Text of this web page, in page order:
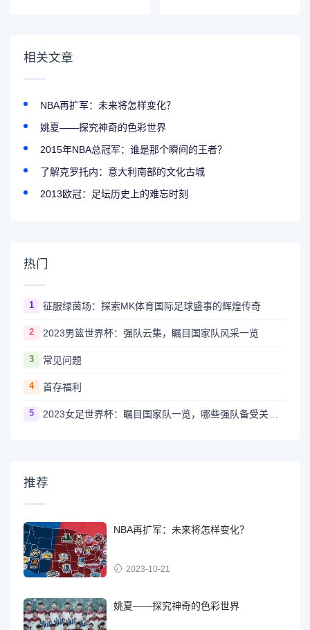
相关文章
NBA再扩军：未来将怎样变化？
姚夏——探究神奇的色彩世界
2015年NBA总冠军：谁是那个瞬间的王者？
了解克罗托内：意大利南部的文化古城
2013欧冠：足坛历史上的难忘时刻
热门
1 征服绿茵场：探索MK体育国际足球盛事的辉煌传奇
2 2023男篮世界杯：强队云集，瞩目国家队风采一览
3 常见问题
4 首存福利
5
推荐
NBA再扩军：未来将怎样变化？
2023-10-21
姚夏——探究神奇的色彩世界